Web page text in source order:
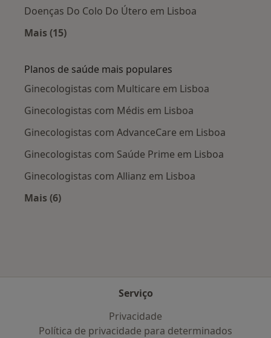
Doenças Do Colo Do Útero em Lisboa
Mais (15)
Planos de saúde mais populares
Ginecologistas com Multicare em Lisboa
Ginecologistas com Médis em Lisboa
Ginecologistas com AdvanceCare em Lisboa
Ginecologistas com Saúde Prime em Lisboa
Ginecologistas com Allianz em Lisboa
Mais (6)
Serviço
Privacidade
Política de privacidade para determinados